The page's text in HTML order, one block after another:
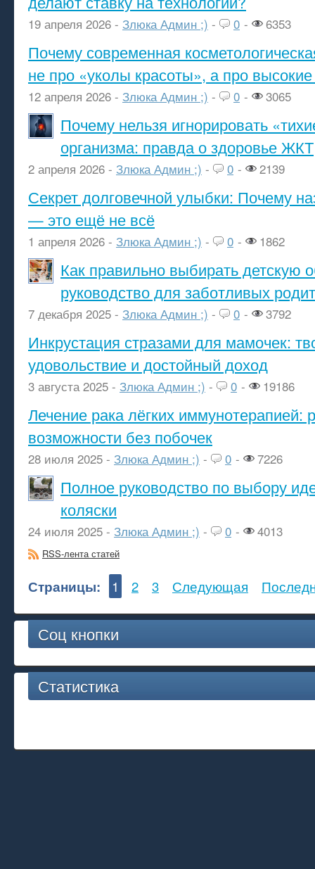
19 апреля 2026 - Злюка Админ ;) - 0 - 6353
Почему современная
не про «уколы красоты», а про высокие
12 апреля 2026 - Злюка Админ ;) - 0 - 3065
Почему нельзя игнорировать
организма: правда о здоровье ЖКТ
2 апреля 2026 - Злюка Админ ;) - 0 - 2139
Секрет долговечной улыбки: Почему
— это ещё не всё
1 апреля 2026 - Злюка Админ ;) - 0 - 1862
Как правильно выбирать детскую
руководство для заботливых
7 декабря 2025 - Злюка Админ ;) - 0 - 3792
Инкрустация стразами для мамочек:
удовольствие и достойный доход
3 августа 2025 - Злюка Админ ;) - 0 - 19186
Лечение рака лёгких иммунотерапией:
возможности без побочек
28 июля 2025 - Злюка Админ ;) - 0 - 7226
Полное руководство по выбору
коляски
24 июля 2025 - Злюка Админ ;) - 0 - 4013
RSS-лента статей
Страницы: 1 2 3 Следующая
Соц кнопки
Статистика